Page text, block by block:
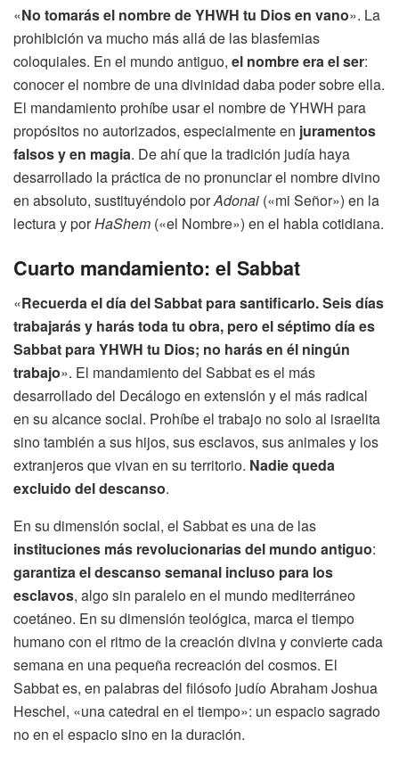
«No tomarás el nombre de YHWH tu Dios en vano». La
prohibición va mucho más allá de las blasfemias
coloquiales. En el mundo antiguo, el nombre era el ser:
conocer el nombre de una divinidad daba poder sobre ella.
El mandamiento prohíbe usar el nombre de YHWH para
propósitos no autorizados, especialmente en juramentos
falsos y en magia. De ahí que la tradición judía haya
desarrollado la práctica de no pronunciar el nombre divino
en absoluto, sustituyéndolo porAdonai («mi Señor») en la
lectura y porHaShem («el Nombre») en el habla cotidiana.
Cuarto mandamiento: el Sabbat
«Recuerda el día del Sabbat para santificarlo. Seis días
trabajarás y harás toda tu obra, pero el séptimo día es
Sabbat para YHWH tu Dios; no harás en él ningún
trabajo». El mandamiento del Sabbat es el más
desarrollado del Decálogo en extensión y el más radical
en su alcance social. Prohíbe el trabajo no solo al israelita
sino también a sus hijos, sus esclavos, sus animales y los
extranjeros que vivan en su territorio. Nadie queda
excluido del descanso.
En su dimensión social, el Sabbat es una de las
instituciones más revolucionarias del mundo antiguo:
garantiza el descanso semanal incluso para los
esclavos, algo sin paralelo en el mundo mediterráneo
coetáneo. En su dimensión teológica, marca el tiempo
humano con el ritmo de la creación divina y convierte cada
semana en una pequeña recreación del cosmos. El
Sabbat es, en palabras del filósofo judío Abraham Joshua
Heschel, «una catedral en el tiempo»: un espacio sagrado
no en el espacio sino en la duración.